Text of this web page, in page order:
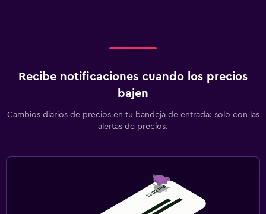
Recibe notificaciones cuando los precios
bajen
Cambios diarios de precios en tu bandeja de entrada: solo con las
alertas de precios.